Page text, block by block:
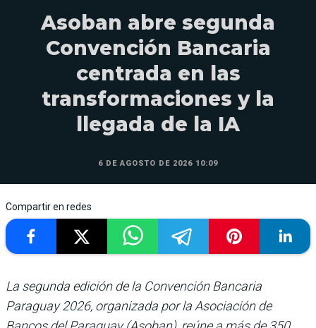
Asoban abre segunda
Convención Bancaria
centrada en las
transformaciones y la
llegada de la IA
6 DE AGOSTO DE 2026 10:09
Compartir en redes
La segunda edición de la Convención Bancaria
Paraguay 2026, organizada por la Asociación de